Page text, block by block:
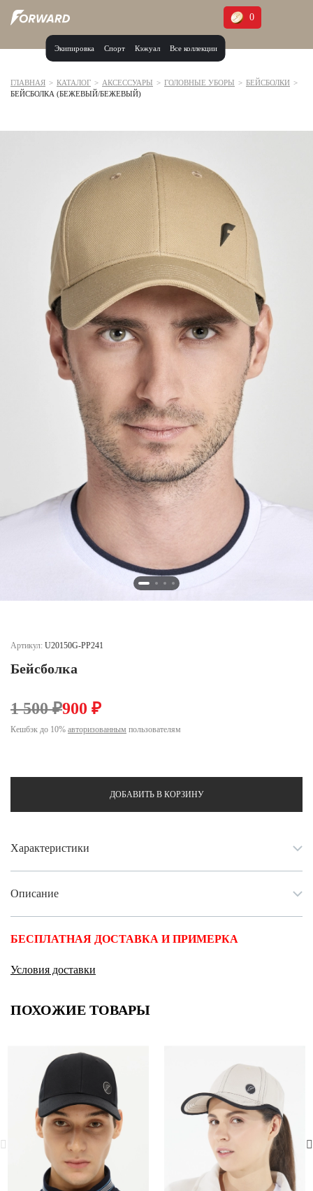
Экипировка Спорт Кэжуал Все коллекции
0
Москва и МО
Калининградская область (1)
Кемеровская область (2)
Краснодарский край (5)
Красноярский край (5)
Курская область (1)
Москва и МО (14)
Нижегородская область (1)
Новосибирская область (3)
Омская область (5)
Республика Башкортостан (3)
Республика Крым (1)
Республика Татарстан (2)
Ростовская область (2)
Самарская область (1)
Санкт-Петербург и ЛО (3)
Свердловская область (5)
Северная Осетия (2)
Смоленская область (1)
Ставропольский край (5)
ГЛАВНАЯ > КАТАЛОГ > АКСЕССУАРЫ > ГОЛОВНЫЕ УБОРЫ > БЕЙСБОЛКИ >
БЕЙСБОЛКА (БЕЖЕВЫЙ/БЕЖЕВЫЙ)
Артикул: U20150G-PP241
Бейсболка
1 500 ₽900 ₽
Кешбэк до 10% авторизованным пользователям
ДОБАВИТЬ В КОРЗИНУ
Характеристики
Описание
БЕСПЛАТНАЯ ДОСТАВКА И ПРИМЕРКА
Условия доставки
ПОХОЖИЕ ТОВАРЫ